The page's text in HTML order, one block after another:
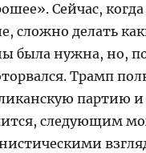
Сейчас,
сложно делать
была нужна, но,
Трамп
партию
следующим